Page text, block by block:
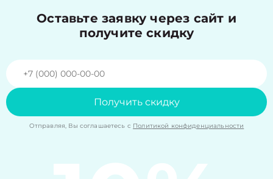
Оставьте заявку через сайт и
получите скидку
Получить скидку
Отправляя, Вы соглашаетесь с Политикой конфиденциальности